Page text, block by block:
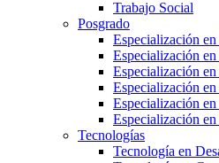
Trabajo Social
Posgrado
Especialización
Especialización
Especialización
Especialización
Especialización
Especialización
Tecnologías
Tecnología en